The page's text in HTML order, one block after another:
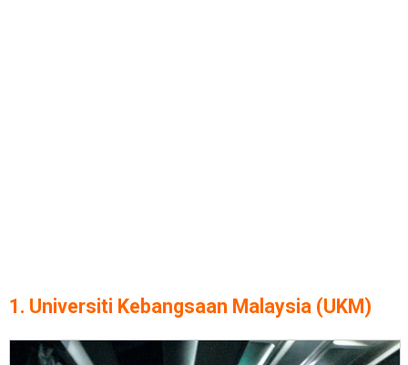
1. Universiti Kebangsaan Malaysia (UKM)